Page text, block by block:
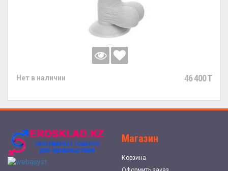
Нет в наличии 46 400 T
Магазин
Корзина